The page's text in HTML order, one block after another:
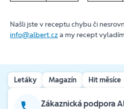
Našli jste v receptu chybu či
info@albert.cza my recept
Letáky Magazín Hit měsíce
Zákaznická podpora